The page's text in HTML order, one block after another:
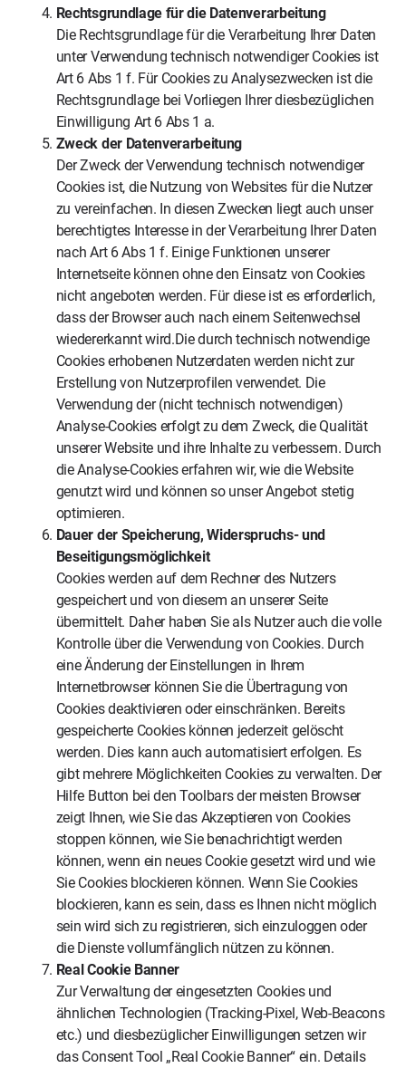
Rechtsgrundlage für die Datenverarbeitung
Die Rechtsgrundlage für die Verarbeitung Ihrer Daten
unter Verwendung technisch notwendiger Cookies ist
Art 6 Abs 1 f. Für Cookies zu Analysezwecken ist die
Rechtsgrundlage bei Vorliegen Ihrer diesbezüglichen
Einwilligung Art 6 Abs 1 a.
Zweck der Datenverarbeitung
Der Zweck der Verwendung technisch notwendiger
Cookies ist, die Nutzung von Websites für die Nutzer
zu vereinfachen. In diesen Zwecken liegt auch unser
berechtigtes Interesse in der Verarbeitung Ihrer Daten
nach Art 6 Abs 1 f. Einige Funktionen unserer
Internetseite können ohne den Einsatz von Cookies
nicht angeboten werden. Für diese ist es erforderlich,
dass der Browser auch nach einem Seitenwechsel
wiedererkannt wird.Die durch technisch notwendige
Cookies erhobenen Nutzerdaten werden nicht zur
Erstellung von Nutzerprofilen verwendet. Die
Verwendung der (nicht technisch notwendigen)
Analyse-Cookies erfolgt zu dem Zweck, die Qualität
unserer Website und ihre Inhalte zu verbessern. Durch
die Analyse-Cookies erfahren wir, wie die Website
genutzt wird und können so unser Angebot stetig
optimieren.
Dauer der Speicherung, Widerspruchs- und
Beseitigungsmöglichkeit
Cookies werden auf dem Rechner des Nutzers
gespeichert und von diesem an unserer Seite
übermittelt. Daher haben Sie als Nutzer auch die volle
Kontrolle über die Verwendung von Cookies. Durch
eine Änderung der Einstellungen in Ihrem
Internetbrowser können Sie die Übertragung von
Cookies deaktivieren oder einschränken. Bereits
gespeicherte Cookies können jederzeit gelöscht
werden. Dies kann auch automatisiert erfolgen. Es
gibt mehrere Möglichkeiten Cookies zu verwalten. Der
Hilfe Button bei den Toolbars der meisten Browser
zeigt Ihnen, wie Sie das Akzeptieren von Cookies
stoppen können, wie Sie benachrichtigt werden
können, wenn ein neues Cookie gesetzt wird und wie
Sie Cookies blockieren können. Wenn Sie Cookies
blockieren, kann es sein, dass es Ihnen nicht möglich
sein wird sich zu registrieren, sich einzuloggen oder
die Dienste vollumfänglich nützen zu können.
Real Cookie Banner
Zur Verwaltung der eingesetzten Cookies und
ähnlichen Technologien (Tracking-Pixel, Web-Beacons
etc.) und diesbezüglicher Einwilligungen setzen wir
das Consent Tool „Real Cookie Banner“ ein. Details